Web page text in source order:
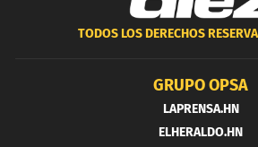
TODOS LOS DERECHOS
GRUPO OPSA
LAPRENSA.HN
ELHERALDO.HN